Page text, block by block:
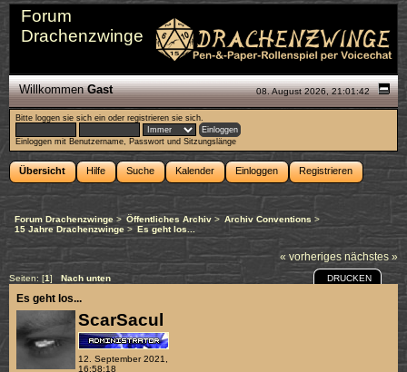
Forum
Drachenzwinge
08. August 2026, 21:01:42
WillkommenGast
Bitte loggen sie sich ein oderregistrieren sie sich.
Einloggen mit Benutzername, Passwort und Sitzungslänge
Übersicht Hilfe Suche Kalender Einloggen Registrieren
Forum Drachenzwinge > Öffentliches Archiv> Archiv Conventions >
15 Jahre Drachenzwinge > Es geht los...
« vorheriges nächstes »
Seiten: [1] Nach unten DRUCKEN
ScarSacul
12. September 2021,
16:58:18
Es geht los...